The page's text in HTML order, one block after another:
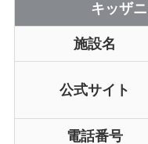
キッザ
施設名
公式サイト
電話番号